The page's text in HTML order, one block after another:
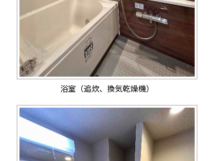
浴室（追炊、換気乾燥機）